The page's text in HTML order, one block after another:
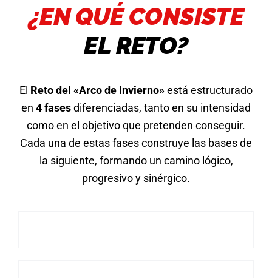
¿EN QUÉ CONSISTE
EL RETO?
El Reto del «Arco de Invierno»está estructurado
en 4 fasesdiferenciadas, tanto en su intensidad
como en el objetivo que pretenden conseguir.
Cada una de estas fases construye las bases de
la siguiente, formando un camino lógico,
progresivo y sinérgico.